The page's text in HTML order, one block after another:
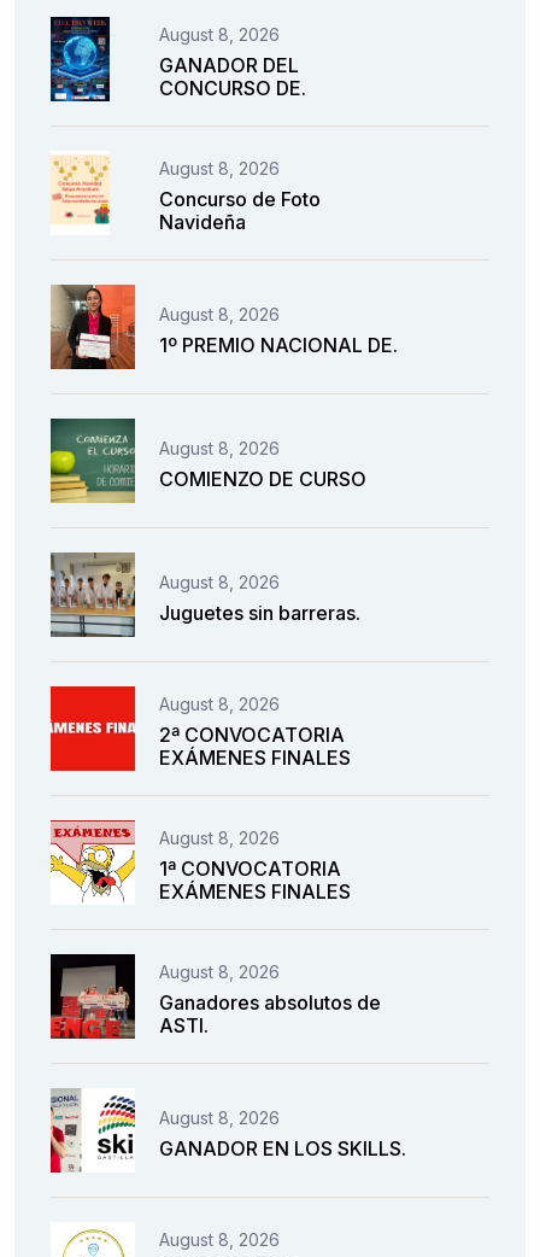
August 8, 2026
GANADOR DEL
CONCURSO DE.
August 8, 2026
Concurso de Foto
Navideña
August 8, 2026
1º PREMIO NACIONAL DE.
August 8, 2026
COMIENZO DE CURSO
August 8, 2026
Juguetes sin barreras.
August 8, 2026
2ª CONVOCATORIA
EXÁMENES FINALES
August 8, 2026
1ª CONVOCATORIA
EXÁMENES FINALES
August 8, 2026
Ganadores absolutos de
ASTI.
August 8, 2026
GANADOR EN LOS SKILLS.
August 8, 2026